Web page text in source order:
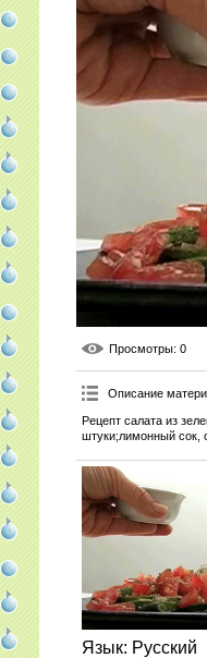
Просмотры: 0
Описание
Рецепт салата из
штуки;лимонный сок,
Язык: Русский